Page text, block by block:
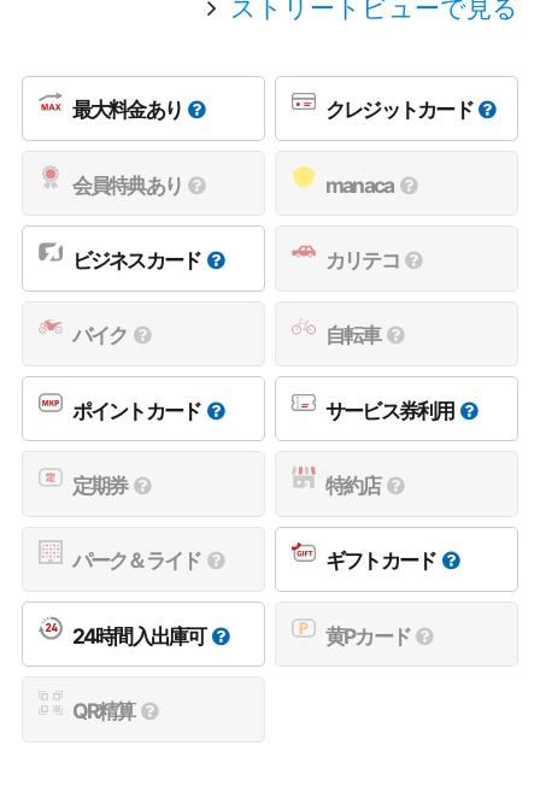
ストリートビューで見る
最大料金あり クレジットカード
会員特典あり manaca
ビジネスカード カリテコ
バイク 自転車
ポイントカード サービス券利用
定期券 特約店
パーク＆ライド ギフトカード
24時間入出庫可 黄Pカード
QR精算